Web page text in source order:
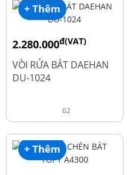
+ Thêm
2.280.000đ(VAT)
2.600.000
VÒI RỬA BÁT DAEHAN
DU-1024
62
+ Thêm